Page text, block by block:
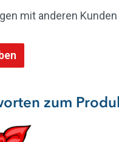
mit anderen Kunden
zum